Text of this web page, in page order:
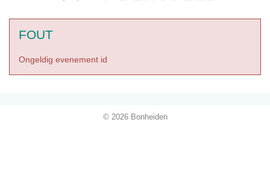
FOUT
Ongeldig evenement id
© 2026 Bonheiden